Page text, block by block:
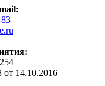
14.10.2016